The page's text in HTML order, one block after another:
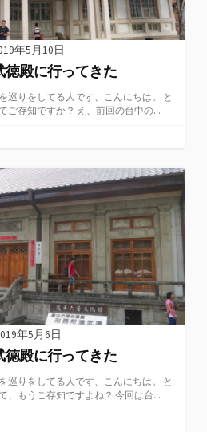
年5月10日
殿に行ってきた
巡りをしてる人です、こんにちは。 と
ご存知ですか？ え、前回の台中の...
年5月6日
殿に行ってきた
巡りをしてる人です、こんにちは。 と
、もうご存知ですよね？ 今回は台...